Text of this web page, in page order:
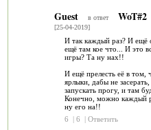
Guest в ответ WoT#2
[25-04-2019]
И так каждый раз? И ещё
ещё там кое что... И это
игры? Та ну нах!!
И ещё прелесть её в том,
ярлыки, дабы не
запускать прогу, и там
Конечно, можно каждый
ну его на!!
6
| 6 | Ответить